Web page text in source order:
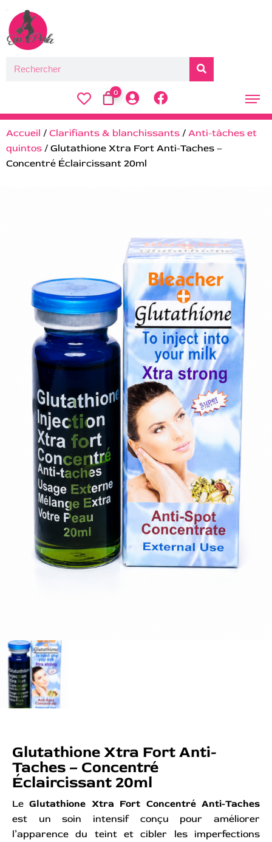
0
Accueil / Clarifiants & blanchissants / Anti-tâches et
quintos / Glutathione Xtra Fort Anti-Taches –
Concentré Éclaircissant 20ml
Glutathione Xtra Fort Anti-
Taches – Concentré
Éclaircissant 20ml
LeGlutathione Xtra Fort Concentré Anti-Taches
est un soin intensif conçu pour améliorer
l’apparence du teint et cibler les imperfections